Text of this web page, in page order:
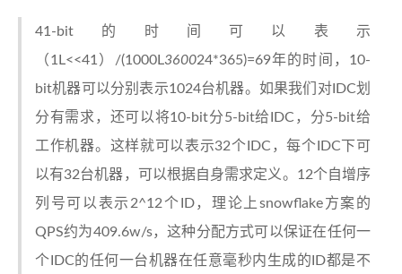
41-bit的时间可以表示
（1L<<41）/(1000L360024*365)=69年的时间，10-
bit机器可以分别表示1024台机器。如果我们对IDC划
分有需求，还可以将10-bit分5-bit给IDC，分5-bit给
工作机器。这样就可以表示32个IDC，每个IDC下可
以有32台机器，可以根据自身需求定义。12个自增序
列号可以表示2^12个ID，理论上snowflake方案的
QPS约为409.6w/s，这种分配方式可以保证在任何一
个IDC的任何一台机器在任意毫秒内生成的ID都是不